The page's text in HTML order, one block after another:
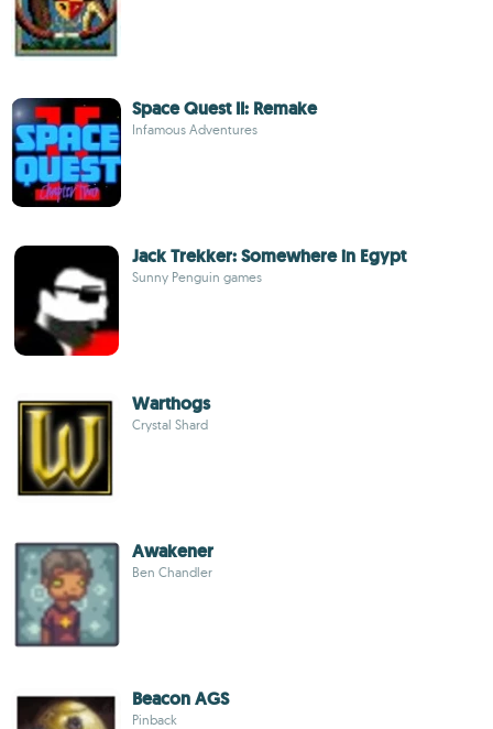
Space Quest II: Remake
Infamous Adventures
Jack Trekker: Somewhere in Egypt
Sunny Penguin games
Warthogs
Crystal Shard
Awakener
Ben Chandler
Beacon AGS
Pinback